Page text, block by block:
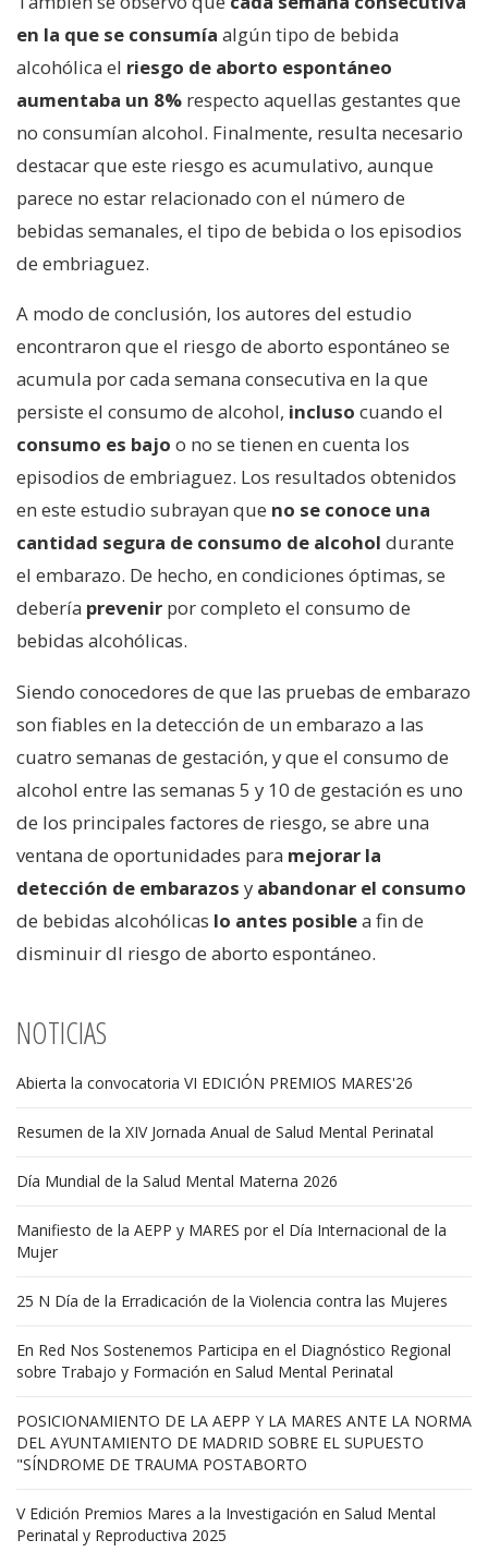
en la que se consumía algún tipo de bebida
alcohólica el riesgo de aborto espontáneo
aumentaba un 8% respecto aquellas gestantes que
no consumían alcohol. Finalmente, resulta necesario
destacar que este riesgo es acumulativo, aunque
parece no estar relacionado con el número de
bebidas semanales, el tipo de bebida o los episodios
de embriaguez.
A modo de conclusión, los autores del estudio
encontraron que el riesgo de aborto espontáneo se
acumula por cada semana consecutiva en la que
persiste el consumo de alcohol, incluso cuando el
consumo es bajo o no se tienen en cuenta los
episodios de embriaguez. Los resultados obtenidos
en este estudio subrayan que no se conoce una
cantidad segura de consumo de alcohol durante
el embarazo. De hecho, en condiciones óptimas, se
debería prevenir por completo el consumo de
bebidas alcohólicas.
Siendo conocedores de que las pruebas de embarazo
son fiables en la detección de un embarazo a las
cuatro semanas de gestación, y que el consumo de
alcohol entre las semanas 5 y 10 de gestación es uno
de los principales factores de riesgo, se abre una
ventana de oportunidades para mejorar la
detección de embarazos y abandonar el consumo
de bebidas alcohólicas lo antes posiblea fin de
disminuir dl riesgo de aborto espontáneo.
NOTICIAS
Abierta la convocatoria VI EDICIÓN PREMIOS MARES'26
Resumen de la XIV Jornada Anual de Salud Mental Perinatal
Día Mundial de la Salud Mental Materna 2026
Manifiesto de la AEPP y MARES por el Día Internacional de la
Mujer
25 N Día de la Erradicación de la Violencia contra las Mujeres
En Red Nos Sostenemos Participa en el Diagnóstico Regional
sobre Trabajo y Formación en Salud Mental Perinatal
POSICIONAMIENTO DE LA AEPP Y LA MARES ANTE LA NORMA
DEL AYUNTAMIENTO DE MADRID SOBRE EL SUPUESTO
"SÍNDROME DE TRAUMA POSTABORTO
V Edición Premios Mares a la Investigación en Salud Mental
Perinatal y Reproductiva 2025